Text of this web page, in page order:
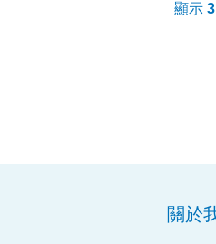
顯示 3
關於